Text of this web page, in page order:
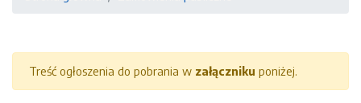
Treść ogłoszenia do pobrania w załączniku poniżej.